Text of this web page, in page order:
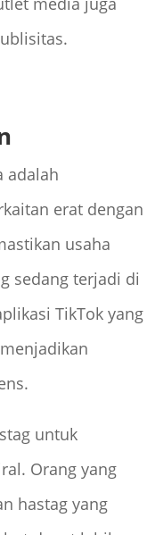
adalah
erat dengan
usaha
sedang terjadi di
TikTok yang
untuk
Orang yang
hastag yang